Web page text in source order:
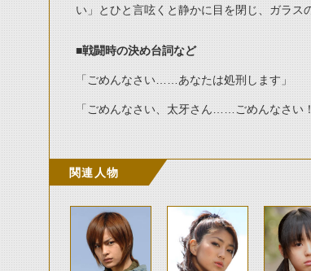
い」とひと言呟くと静かに目を閉じ、ガラ
■戦闘時の決め台詞など
「ごめんなさい……あなたは処刑します」
「ごめんなさい、太牙さん……ごめんなさい！
関連人物